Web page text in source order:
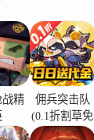
战精
佣兵突击队
(0.1折割草免
费版)